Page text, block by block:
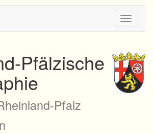
ein/
Pfälzische
Pfalz